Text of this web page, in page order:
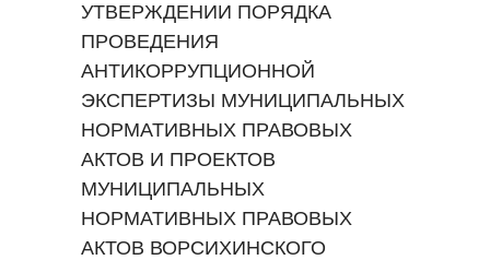
УТВЕРЖДЕНИИ ПОРЯДКА
ПРОВЕДЕНИЯ
АНТИКОРРУПЦИОННОЙ
ЭКСПЕРТИЗЫ МУНИЦИПАЛЬНЫХ
НОРМАТИВНЫХ ПРАВОВЫХ
АКТОВ И ПРОЕКТОВ
МУНИЦИПАЛЬНЫХ
НОРМАТИВНЫХ ПРАВОВЫХ
АКТОВ ВОРСИХИНСКОГО